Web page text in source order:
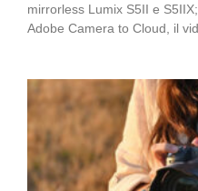
mirrorless Lumix S5II e
Adobe Camera to Cloud, il